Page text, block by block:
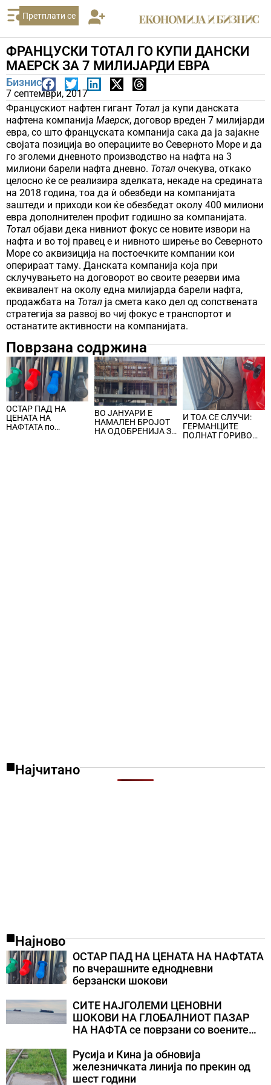
Претплати се
ФРАНЦУСКИ ТОТАЛ ГО КУПИ ДАНСКИ
МАЕРСК ЗА 7 МИЛИЈАРДИ ЕВРА
Бизнис
7 септември, 2017
Францускиот нафтен гигант Тотал ја купи данската
нафтена компанија Маерск, договор вреден 7 милијарди
евра, со што француската компанија сака да ја зајакне
својата позиција во операциите во Северното Море и да
го зголеми дневното производство на нафта на 3
милиони барели нафта дневно. Тотал очекува, откако
целосно ќе се реализира зделката, некаде на средината
на 2018 година, тоа да ѝ обезбеди на компанијата
заштеди и приходи кои ќе обезбедат околу 400 милиони
евра дополнителен профит годишно за компанијата.
Тотал објави дека нивниот фокус се новите извори на
нафта и во тој правец е и нивното ширење во Северното
Море со аквизиција на постоечките компании кои
оперираат таму. Данската компанија која при
склучувањето на договорот во своите резерви има
еквивалент на околу една милијарда барели нафта,
продажбата на Тотал ја смета како дел од сопствената
стратегија за развој во чиј фокус е транспортот и
останатите активности на компанијата.
Поврзана содржина
ОСТАР ПАД НА
ЦЕНАТА НА
НАФТАТА по
ВО ЈАНУАРИ Е
НАМАЛЕН БРОЈОТ
НА ОДОБРЕНИЈА ЗА
И ТОА СЕ СЛУЧИ:
ГЕРМАНЦИТЕ
ПОЛНАТ ГОРИВО
Најчитано
Најново
ОСТАР ПАД НА ЦЕНАТА НА НАФТАТА
по вчерашните еднодневни
берзански шокови
СИТЕ НАЈГОЛЕМИ ЦЕНОВНИ
ШОКОВИ НА ГЛОБАЛНИОТ ПАЗАР
НА НАФТА се поврзани со воените
Русија и Кина ја обновија
железничката линија по прекин од
шест години